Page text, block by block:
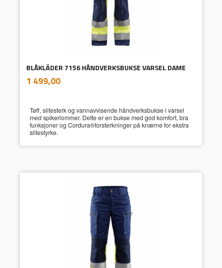
BLÅKLÄDER 7156 HÅNDVERKSBUKSE VARSEL DAME
Pris
1 499,00mva.
Tøff, slitesterk og vannavvisende håndverksbukse i varsel
med spikerlommer. Dette er en bukse med god komfort, bra
funksjoner og Cordura®forsterkninger på knærne for ekstra
slitestyrke.